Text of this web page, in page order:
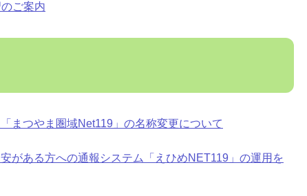
ご案内
まつやま圏域Net119」の名称変更について
がある方への通報システム「えひめNET119」の運用を